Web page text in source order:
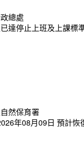
總處
達停止上班及上課
然保育署
年08月09日 預計